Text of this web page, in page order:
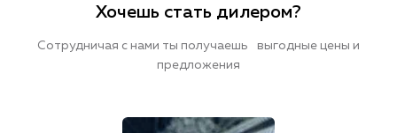
Хочешь стать дилером?
Сотрудничая с нами ты получаешь выгодные цены и
предложения